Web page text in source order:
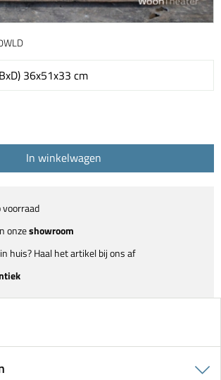
36x51x33 cm
In winkelwagen
voorraad
onzeshowroom
in huis? Haal het artikel bij ons af